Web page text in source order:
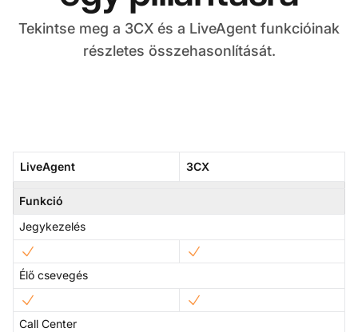
Tekintse meg a 3CX és a LiveAgent funkcióinak
részletes összehasonlítását.
LiveAgent 3CX
Funkció
Jegykezelés
Élő csevegés
Call Center